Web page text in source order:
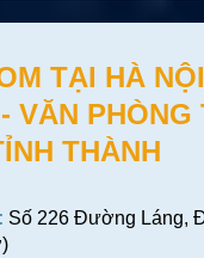
TẠI HÀ
VĂN PHÒNG
THÀNH
Số 226 Đường Láng,